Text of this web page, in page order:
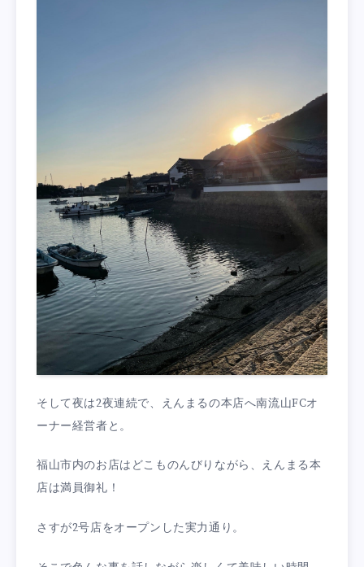
そして夜は2夜連続で、えんまるの本店へ南流山FCオ
ーナー経営者と。
福山市内のお店はどこものんびりながら、えんまる本
店は満員御礼！
さすが2号店をオープンした実力通り。